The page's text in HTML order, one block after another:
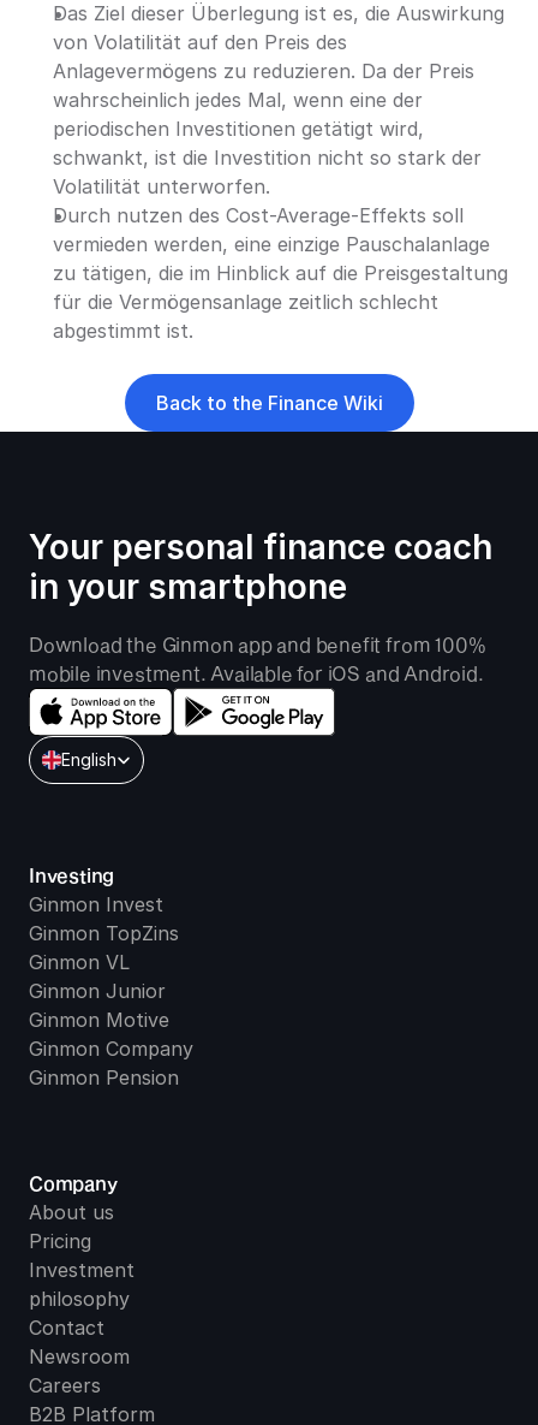
Das Ziel dieser Überlegung ist es, die Auswirkung
von Volatilität auf den Preis des
Anlagevermögens zu reduzieren. Da der Preis
wahrscheinlich jedes Mal, wenn eine der
periodischen Investitionen getätigt wird,
schwankt, ist die Investition nicht so stark der
Volatilität unterworfen.
Durch nutzen des Cost-Average-Effekts soll
vermieden werden, eine einzige Pauschalanlage
zu tätigen, die im Hinblick auf die Preisgestaltung
für die Vermögensanlage zeitlich schlecht
abgestimmt ist.
Back to the Finance Wiki
Your personal finance coach
in your smartphone
Download the Ginmon app and benefit from 100%
mobile investment. Available for iOS and Android.
Select Language
English
Investing
Ginmon Invest
Ginmon TopZins
Ginmon VL
Ginmon Junior
Ginmon Motive
Ginmon Company
Ginmon Pension
Company
About us
Pricing
Investment
philosophy
Contact
Newsroom
Careers
B2B Platform